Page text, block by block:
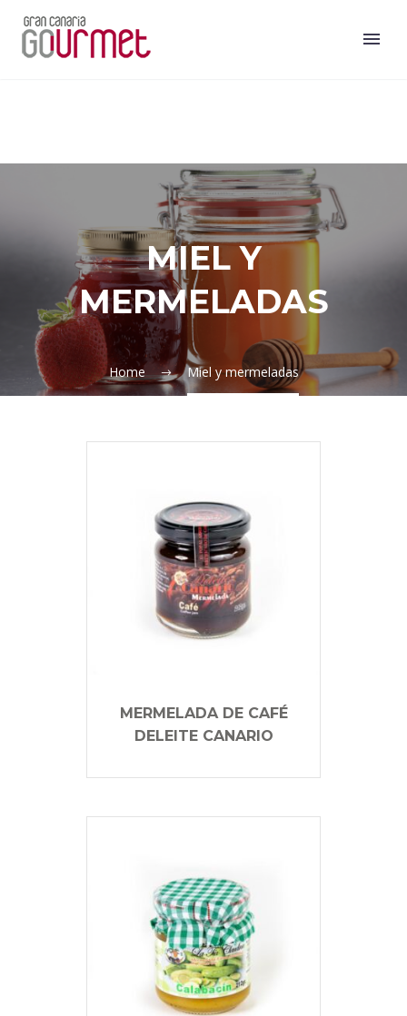
MIEL Y
MERMELADAS
Home Miel y mermeladas
MERMELADA DE CAFÉ
DELEITE CANARIO